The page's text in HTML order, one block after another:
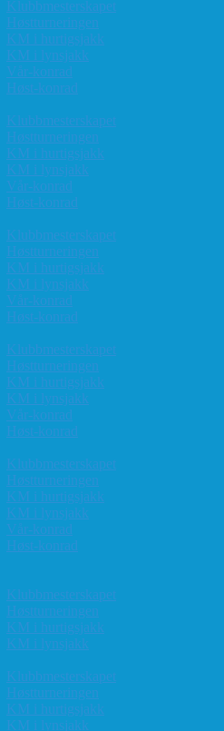
Klubbmesterskapet
Høstturneringen
KM i hurtigsjakk
KM i lynsjakk
Vår-konrad
Høst-konrad
Klubbmesterskapet
Høstturneringen
KM i hurtigsjakk
KM i lynsjakk
Vår-konrad
Høst-konrad
Klubbmesterskapet
Høstturneringen
KM i hurtigsjakk
KM i lynsjakk
Vår-konrad
Høst-konrad
Klubbmesterskapet
Høstturneringen
KM i hurtigsjakk
KM i lynsjakk
Vår-konrad
Høst-konrad
Klubbmesterskapet
Høstturneringen
KM i hurtigsjakk
KM i lynsjakk
Vår-konrad
Høst-konrad
Klubbmesterskapet
Høstturneringen
KM i hurtigsjakk
KM i lynsjakk
Klubbmesterskapet
Høstturneringen
KM i hurtigsjakk
KM i lynsjakk